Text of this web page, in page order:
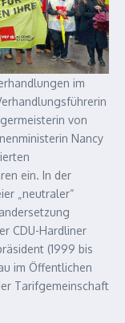
im
von
Nancy
ein. In der
„neutraler“
CDU-Hardliner
(1999 bis
im Öffentlichen
Tarifgemeinschaft